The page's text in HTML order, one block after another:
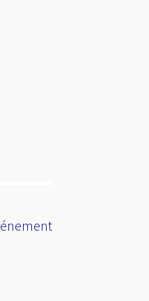
href="
gratuite.fr/